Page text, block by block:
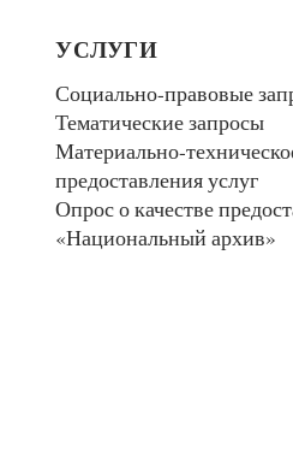
УСЛУГИ
Социально-правовые
Тематические запросы
Материально-
предоставления услуг
Опрос о качестве
«Национальный архив»